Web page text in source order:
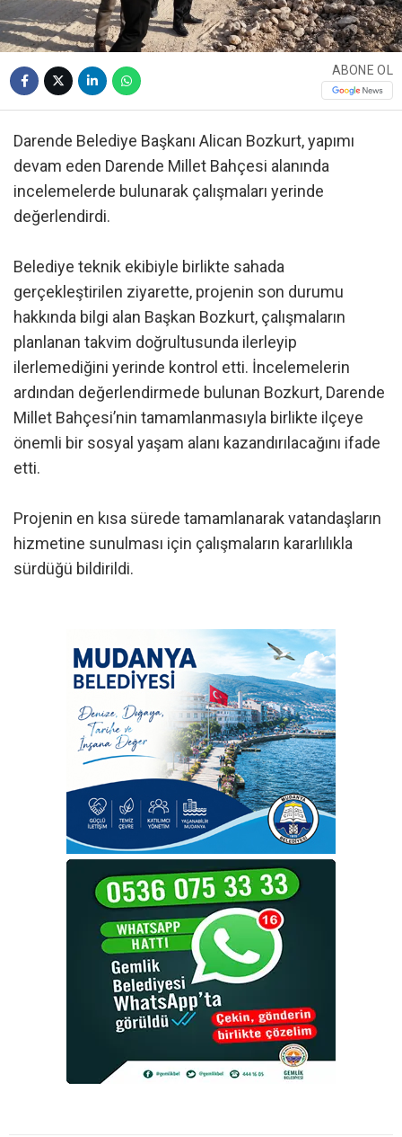
ABONE OL
Darende Belediye Başkanı Alican Bozkurt, yapımı
devam eden Darende Millet Bahçesi alanında
incelemelerde bulunarak çalışmaları yerinde
değerlendirdi.
Belediye teknik ekibiyle birlikte sahada
gerçekleştirilen ziyarette, projenin son durumu
hakkında bilgi alan Başkan Bozkurt, çalışmaların
planlanan takvim doğrultusunda ilerleyip
ilerlemediğini yerinde kontrol etti. İncelemelerin
ardından değerlendirmede bulunan Bozkurt, Darende
Millet Bahçesi’nin tamamlanmasıyla birlikte ilçeye
önemli bir sosyal yaşam alanı kazandırılacağını ifade
etti.
Projenin en kısa sürede tamamlanarak vatandaşların
hizmetine sunulması için çalışmaların kararlılıkla
sürdüğü bildirildi.